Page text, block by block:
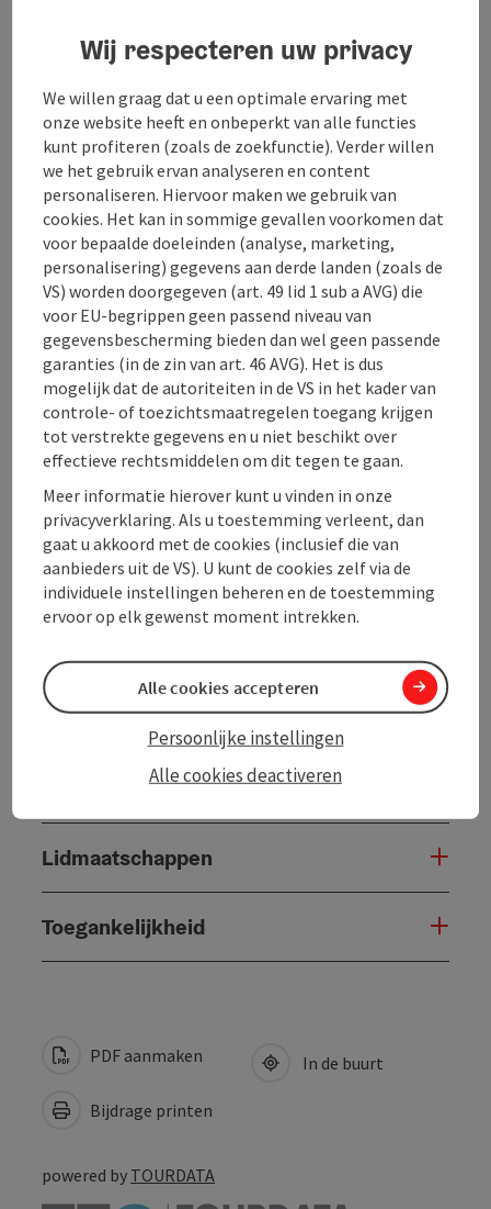
Twee volledig uitgeruste appartementen
1.) 43 m², 2 kamers, 4 bedden (kinderbed beschikbaar),
veranda; 2.) 100 m², 5 kamers, 8 bedden, veranda op de
2e verdieping van een typisch Salzkammergut huis op
een rustige centrale locatie met uitzicht op de Traun.
Eeuwwisseling sfeer, familiekorting, excl.
toeristenbelasting, neem telefonisch contact met
ons op.
Contact
Algemene informatie
Inrichting
Verzorging
Lidmaatschappen
Toegankelijkheid
Naar de website
PDF aanmaken
Bijdrage printen
In de buurt
powered by TOURDATA
Wij respecteren uw privacy
We willen graag dat u een optimale ervaring met
onze website heeft en onbeperkt van alle functies
kunt profiteren (zoals de zoekfunctie). Verder willen
we het gebruik ervan analyseren en content
personaliseren. Hiervoor maken we gebruik van
cookies. Het kan in sommige gevallen voorkomen dat
voor bepaalde doeleinden (analyse, marketing,
personalisering) gegevens aan derde landen (zoals de
VS) worden doorgegeven (art. 49 lid 1 sub a AVG) die
voor EU-begrippen geen passend niveau van
gegevensbescherming bieden dan wel geen passende
garanties (in de zin van art. 46 AVG). Het is dus
mogelijk dat de autoriteiten in de VS in het kader van
controle- of toezichtsmaatregelen toegang krijgen
tot verstrekte gegevens en u niet beschikt over
effectieve rechtsmiddelen om dit tegen te gaan.
Meer informatie hierover kunt u vinden in onze
privacyverklaring. Als u toestemming verleent, dan
gaat u akkoord met de cookies (inclusief die van
aanbieders uit de VS). U kunt de cookies zelf via de
individuele instellingen beheren en de toestemming
ervoor op elk gewenst moment intrekken.
Alle cookies deactiveren
Persoonlijke instellingen
Alle cookies accepteren